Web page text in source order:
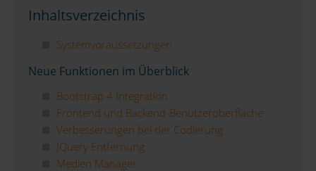
Inhaltsverzeichnis
Systemvoraussetzungen
Neue Funktionen im Überblick
Bootstrap 4 Integration
Frontend und Backend-Benutzeroberfläche
Verbesserungen bei der Codierung
JQuery Entfernung
Medien Manager